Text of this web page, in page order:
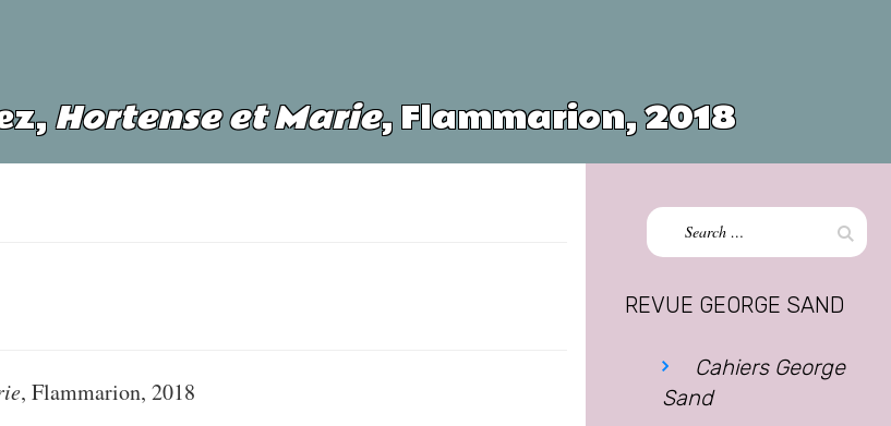
Hortense et Marie, Flammarion, 2018
, Flammarion, 2018
Search
for:
REVUE GEORGE SAND
Cahiers George
Sand